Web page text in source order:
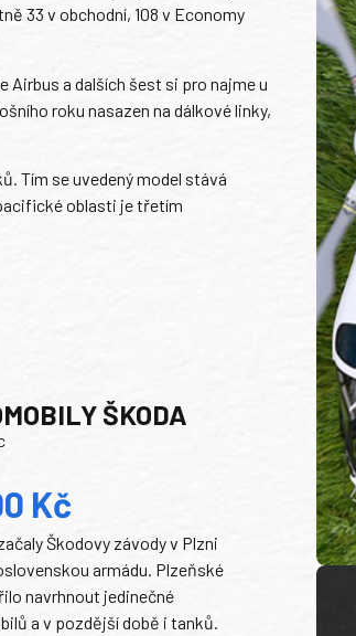
33 v obchodní, 108 v Economy
Airbus a dalších šest si pro najme u
roku nasazen na dálkové linky,
Tím se uvedený model stává
oblasti je třetím
ŠKODA
Kč
Škodovy závody v Plzni
armádu. Plzeňské
navrhnout jedinečné
a v pozdější době i tanků.